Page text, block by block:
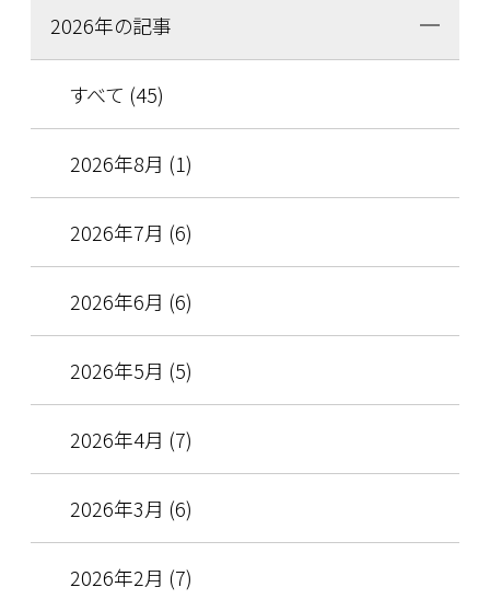
2026年の記事
すべて (45)
2026年8月 (1)
2026年7月 (6)
2026年6月 (6)
2026年5月 (5)
2026年4月 (7)
2026年3月 (6)
2026年2月 (7)